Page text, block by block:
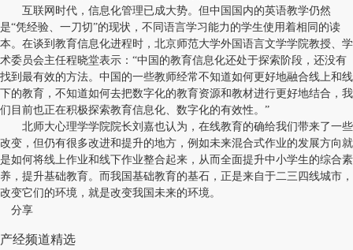
互联网时代，信息化管理已成大势。但中国国内的英语教学仍然
是“凭经验、一刀切”的现状，不同语言学习能力的学生使用着相同的读
本。在谈到教育信息化进程时，北京师范大学外国语言文学学院教授、学
术委员会主任程晓堂表示：“中国的教育信息化还处于探索阶段，还没有
找到最有效的方法。中国的一些教师经常不知道如何更好地融合线上和线
下的教育，不知道如何去把数字化的教育资源和教材进行更好地结合，我
们目前也正在积极探索教育信息化、数字化的有效性。”
北师大心理学学院院长刘嘉也认为，在线教育的确给我们带来了一些
改变，但仍有很多改进和提升的地方，例如未来混合式作业的发展方向就
是如何将线上作业和线下作业整合起来，从而全面提升中小学生的综合素
养，提升基础教育。而我国基础教育的基石，正是来自于二三四线城市，
改变它们的环境，就是改变我国未来的环境。
分享
产经频道精选